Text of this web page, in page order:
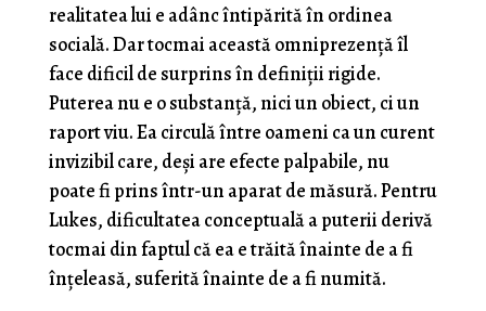
realitatea lui e adânc întipărită în ordinea
socială. Dar tocmai această omniprezență îl
face dificil de surprins în definiții rigide.
Puterea nu e o substanță, nici un obiect, ci un
raport viu. Ea circulă între oameni ca un curent
invizibil care, deși are efecte palpabile, nu
poate fi prins într-un aparat de măsură. Pentru
Lukes, dificultatea conceptuală a puterii derivă
tocmai din faptul că ea e trăită înainte de a fi
înțeleasă, suferită înainte de a fi numită.